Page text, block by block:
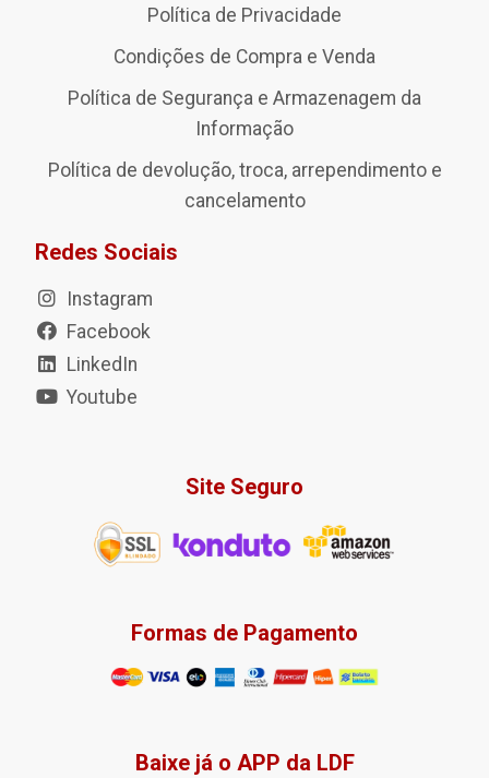
Política de Privacidade
Condições de Compra e Venda
Política de Segurança e Armazenagem da
Informação
Política de devolução, troca, arrependimento e
cancelamento
Redes Sociais
Instagram
Facebook
LinkedIn
Youtube
Site Seguro
Formas de Pagamento
Baixe já o APP da LDF